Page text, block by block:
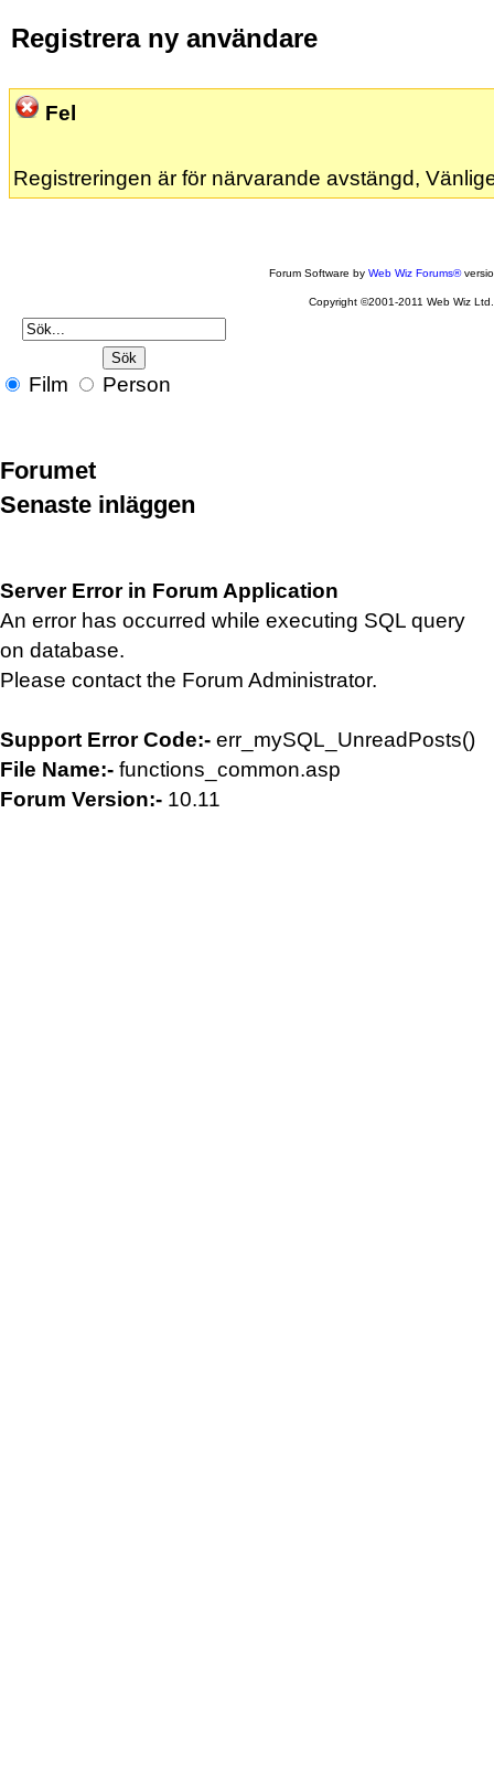
Registrera ny användare
Fel
Registreringen är för närvarande avstängd,
Forum Software byWeb Wiz Forums®
Copyright ©2001-2011 Web Wiz Ltd.
Film Person
Forumet
Senaste inläggen
Server Error in Forum Application
An error has occurred while executing SQL query
on database.
Please contact the Forum Administrator.
Support Error Code:- err_mySQL_UnreadPosts()
File Name:- functions_common.asp
Forum Version:- 10.11